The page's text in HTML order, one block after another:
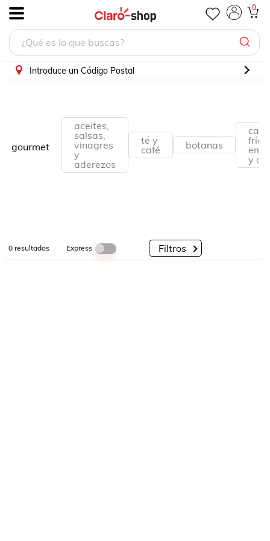
0
Introduce un Código Postal
gourmet
aceites,
salsas,
vinagres
y
aderezos
té y
café
botanas
frías,
y
0resultados Express Filtros
PorCategorías
PorMarcas
PorDescuento